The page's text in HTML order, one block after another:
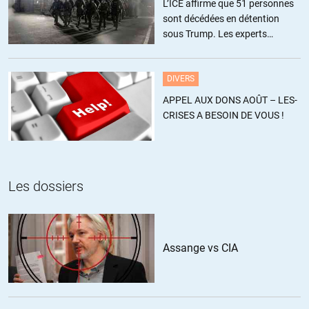
Bonjour,
Qui vous dit que ces lois n’ont pas été créées dès le départ pour ça
aussi voire surtout pour ça ???
+1 ALERTER
calahan//06.10.2019 à 13h10
L’état de droit en France c’est un slogan, de la pub, du spectacle mais
les juges rendent des jugements qui n’ont ni queue ni tête dès qu’il
s’agit de s’attaquer à des personnes ou entités ayant pignon sur rue,
la politique s’en mêle souvent, et tout est fait pour que l’image de
L’ICE affirme que 51 personnes
sont décédées en détention
sous Trump. Les experts
DIVERS
APPEL AUX DONS AOÛT – LES-
CRISES A BESOIN DE VOUS !
Les dossiers
Assange vs CIA